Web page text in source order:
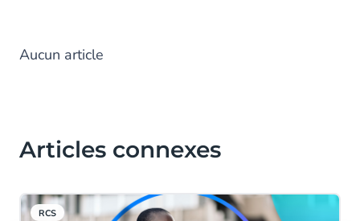
Aucun article
Articles connexes
RCS